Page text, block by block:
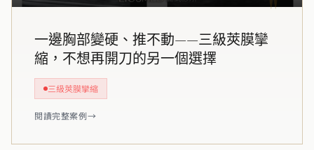
"
一邊胸部變硬、推不動——三級莢膜攣
縮，不想再開刀的另一個選擇
三級莢膜攣縮
閱讀完整案例→